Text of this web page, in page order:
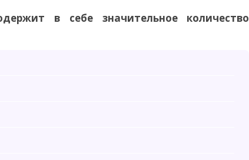
в себе значительное количество